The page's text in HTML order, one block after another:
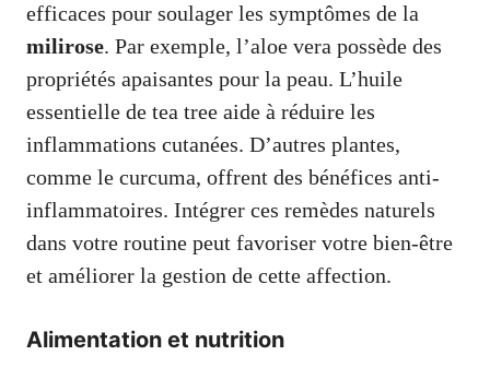
efficaces pour soulager les symptômes de la
milirose. Par exemple, l’aloe vera possède des
propriétés apaisantes pour la peau. L’huile
essentielle de tea tree aide à réduire les
inflammations cutanées. D’autres plantes,
comme le curcuma, offrent des bénéfices anti-
inflammatoires. Intégrer ces remèdes naturels
dans votre routine peut favoriser votre bien-être
et améliorer la gestion de cette affection.
Alimentation et nutrition